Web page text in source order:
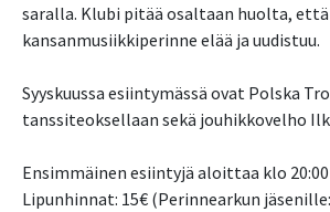
saralla. Klubi pitää osaltaan huolta,
kansanmusiikkiperinne elää ja uudistuu.
Syyskuussa esiintymässä ovat Polska
tanssiteoksellaan sekä jouhikkovelho
Ensimmäinen esiintyjä aloittaa klo 20:00
Lipunhinnat: 15€ (Perinnearkun